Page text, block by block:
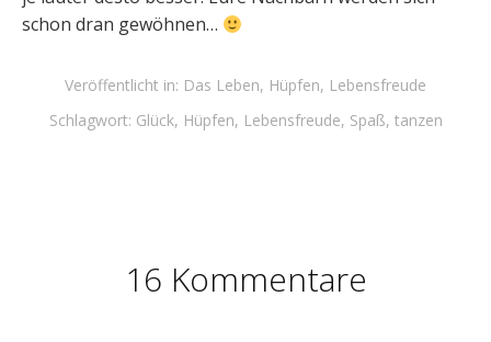
schon dran gewöhnen…
Veröffentlicht in: Das Leben, Hüpfen, Lebensfreude
Schlagwort: Glück, Hüpfen, Lebensfreude, Spaß, tanzen
16 Kommentare